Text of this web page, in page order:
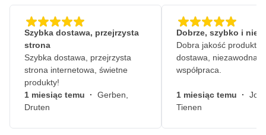
Szybka dostawa, przejrzysta
strona
Szybka dostawa, przejrzysta
strona internetowa, świetne
produkty!
1 miesiąc temu · Gerben,
Druten
Dobrze, szybko i
Dobra jakość
dostawa, niezawodna
współpraca.
1 miesiąc temu ·
Tienen